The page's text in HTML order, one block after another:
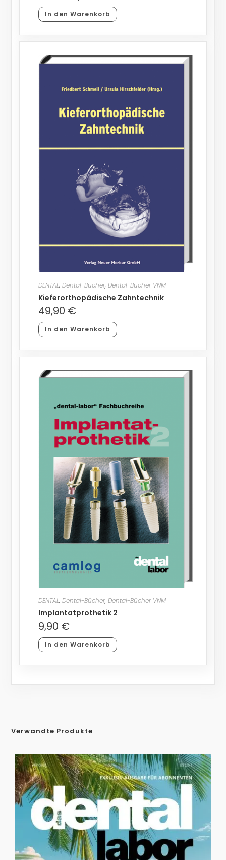
In den Warenkorb
DENTAL, Dental-Bücher, Dental-Bücher VNM
Kieferorthopädische Zahntechnik
49,90 €
In den Warenkorb
DENTAL, Dental-Bücher, Dental-Bücher VNM
Implantatprothetik 2
9,90 €
In den Warenkorb
Verwandte Produkte